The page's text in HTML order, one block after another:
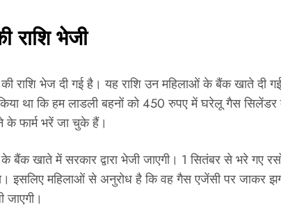
भेजी
राशि भेज दी गई है। यह राशि उन महिलाओं के बैंक खाते दी
था कि हम लाडली बहनों को 450 रुपए में घरेलू गैस सिलेंडर
के फार्म भरें जा चुके हैं।
खाते में सरकार द्वारा भेजी जाएगी। 1 सितंबर से भरे गए
इसलिए महिलाओं से अनुरोध है कि वह गैस एजेंसी पर जाकर